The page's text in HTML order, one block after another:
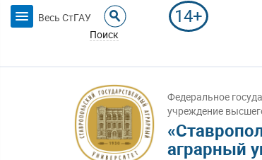
Весь СтГАУ
Поиск
14+
Федеральное
учреждение
аграрный